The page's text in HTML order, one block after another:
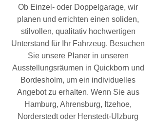
Ob Einzel- oder Doppelgarage, wir
planen und errichten einen soliden,
stilvollen, qualitativ hochwertigen
Unterstand für Ihr Fahrzeug. Besuchen
Sie unsere Planer in unseren
Ausstellungsräumen in Quickborn und
Bordesholm, um ein individuelles
Angebot zu erhalten. Wenn Sie aus
Hamburg, Ahrensburg, Itzehoe,
Norderstedt oder Henstedt-Ulzburg